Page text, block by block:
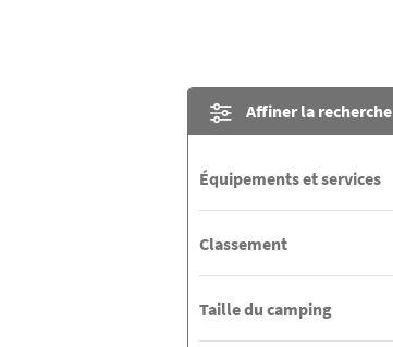
Affiner la recherche
Équipements et services
Classement
Taille du camping